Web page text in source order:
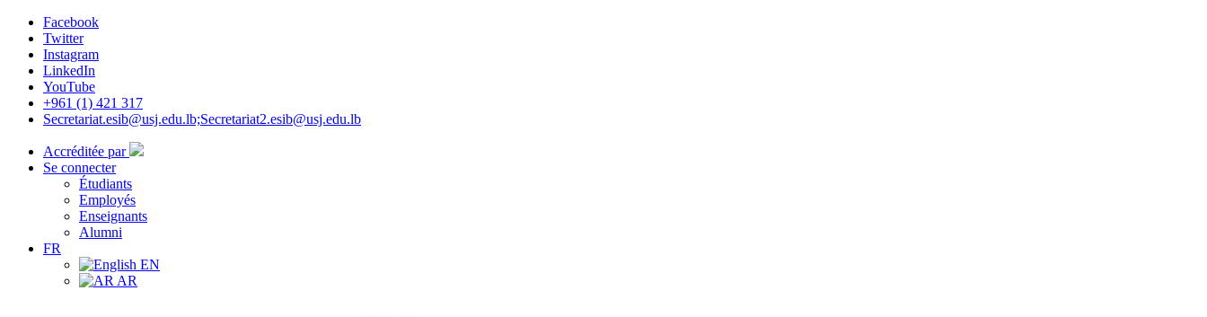
Facebook
Twitter
Instagram
LinkedIn
YouTube
+961 (1) 421 317
Secretariat.esib@usj.edu.lb;Secretariat2.esib@usj.edu.lb
Accréditée par
Se connecter
Étudiants
Employés
Enseignants
Alumni
FR
EN
AR